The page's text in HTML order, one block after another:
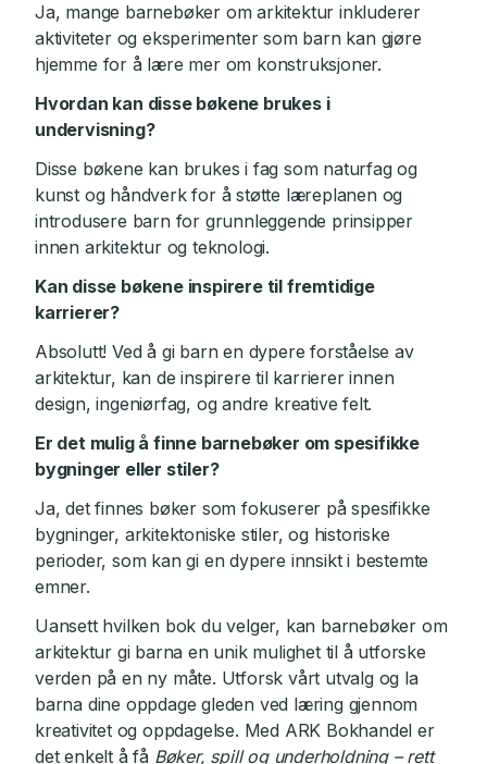
Ja, mange barnebøker om arkitektur inkluderer
aktiviteter og eksperimenter som barn kan gjøre
hjemme for å lære mer om konstruksjoner.
Hvordan kan disse bøkene brukes i
undervisning?
Disse bøkene kan brukes i fag som naturfag og
kunst og håndverk for å støtte læreplanen og
introdusere barn for grunnleggende prinsipper
innen arkitektur og teknologi.
Kan disse bøkene inspirere til fremtidige
karrierer?
Absolutt! Ved å gi barn en dypere forståelse av
arkitektur, kan de inspirere til karrierer innen
design, ingeniørfag, og andre kreative felt.
Er det mulig å finne barnebøker om spesifikke
bygninger eller stiler?
Ja, det finnes bøker som fokuserer på spesifikke
bygninger, arkitektoniske stiler, og historiske
perioder, som kan gi en dypere innsikt i bestemte
emner.
Uansett hvilken bok du velger, kan barnebøker om
arkitektur gi barna en unik mulighet til å utforske
verden på en ny måte. Utforsk vårt utvalg og la
barna dine oppdage gleden ved læring gjennom
kreativitet og oppdagelse. Med ARK Bokhandel er
det enkelt å få Bøker, spill og underholdning – rett